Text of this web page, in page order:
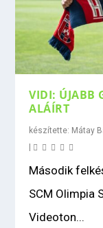
VIDI: ÚJABB
ALÁÍRT
készítette: Mátay
Második
SCM Olimpia
Videoton...